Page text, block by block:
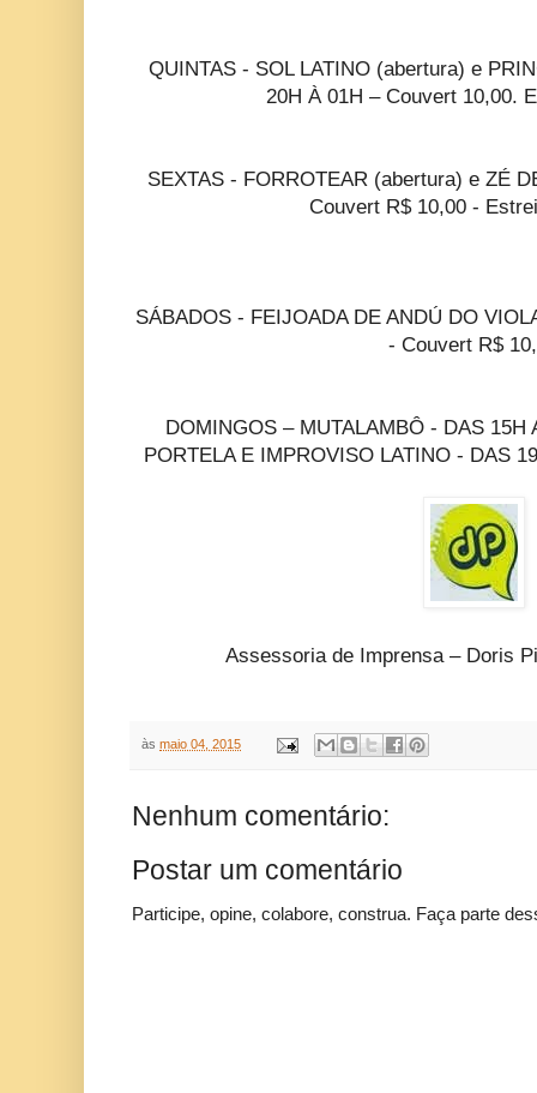
QUINTAS - SOL LATINO (abertura) e
20H À 01H – Couvert 10,00.
SEXTAS - FORROTEAR (abertura) e ZÉ
Couvert R$ 10,00 -
SÁBADOS - FEIJOADA DE ANDÚ DO
- Couvert R$
DOMINGOS – MUTALAMBÔ - DAS
PORTELA E IMPROVISO LATINO - DAS
Assessoria de Imprensa – Doris
às maio 04, 2015
Nenhum comentário:
Postar um comentário
Participe, opine, colabore, construa. Faça parte